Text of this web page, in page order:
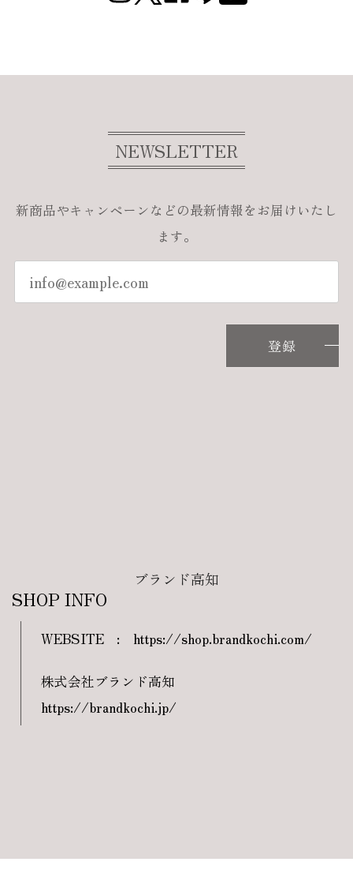
NEWSLETTER
新商品やキャンペーンなどの最新情報をお届けいたし
ます。
登録
ブランド高知
SHOP INFO
WEBSITE : https://shop.brandkochi.com/
株式会社ブランド高知
https://brandkochi.jp/